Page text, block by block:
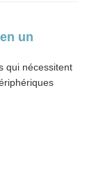
un
qui nécessitent